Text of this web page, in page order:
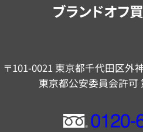
ブランドオフ
〒101-0021 東京都千代田区外
東京都公安委員会許可
フ